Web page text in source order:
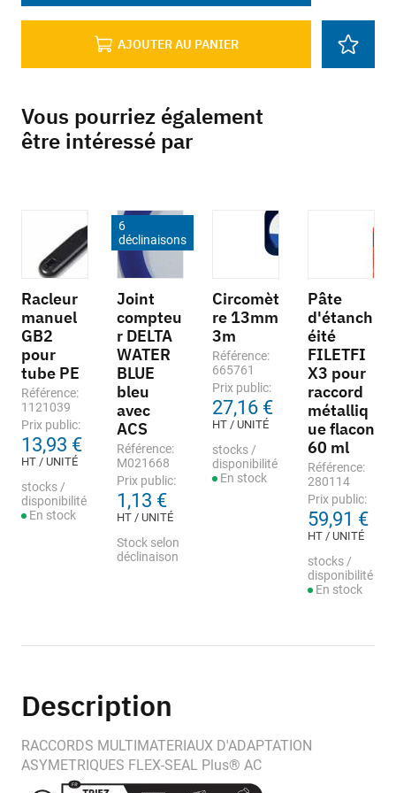
AJOUTER AU PANIER
Vous pourriez également
être intéressé par
Racleur
manuel
GB2
pour
tube PE
Référence:
1121039
Prix public:
13,93 €
HT / UNITÉ
stocks /
disponibilité
En stock
6
déclinaisons
Joint
compteu
r DELTA
WATER
BLUE
bleu
avec
ACS
Référence:
M021668
Prix public:
1,13 €
HT / UNITÉ
Stock selon
déclinaison
Circomèt
re 13mm
3m
Référence:
665761
Prix public:
27,16 €
HT / UNITÉ
stocks /
disponibilité
En stock
Pâte
d'étanch
éité
FILETFI
X3 pour
raccord
métalliq
ue flacon
60 ml
Référence:
280114
Prix public:
59,91 €
HT / UNITÉ
stocks /
disponibilité
En stock
Description
RACCORDS MULTIMATERIAUX D'ADAPTATION
ASYMETRIQUES FLEX-SEAL Plus® AC